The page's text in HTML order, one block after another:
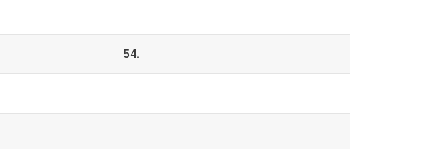
54.